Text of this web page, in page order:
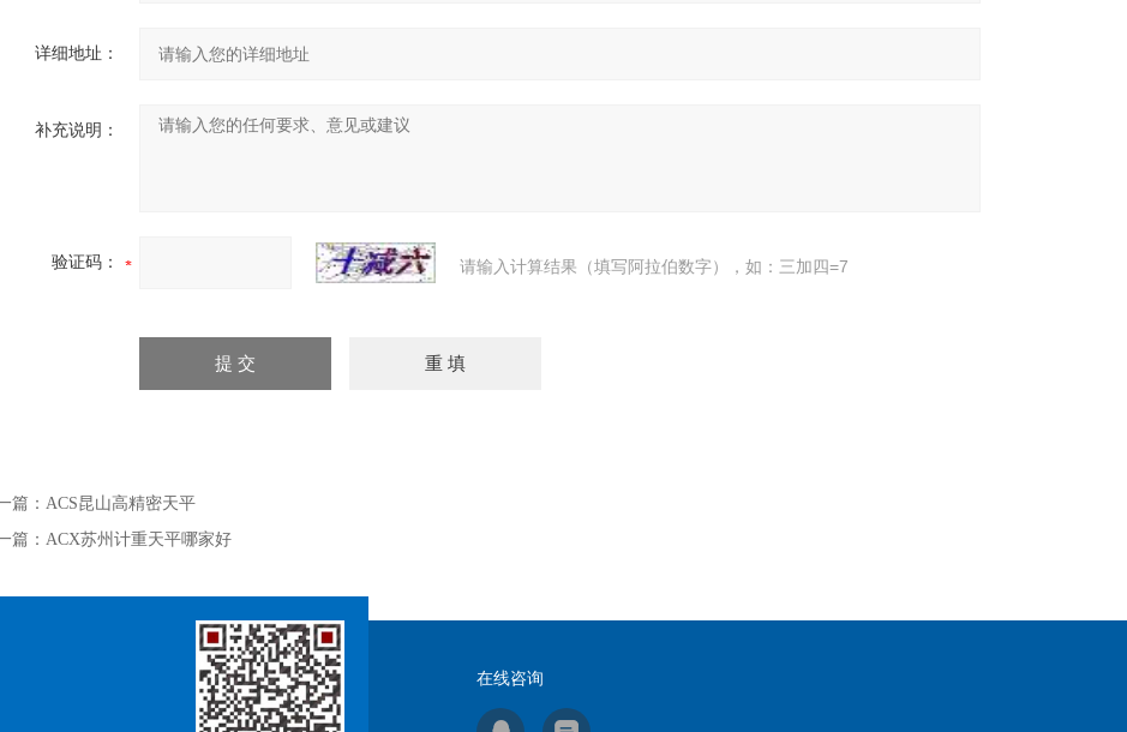
详细地址：
补充说明：
验证码： 请输入计算结果（填写阿拉伯数字），如：三加四=7
篇： ACS昆山高精密天平
篇： ACX苏州计重天平哪家好
在线咨询